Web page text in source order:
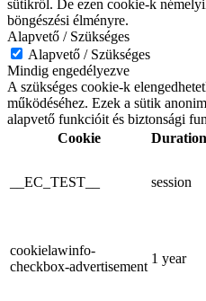
sütikről. De ezen cookie-k
böngészési élményre.
Alapvető / Szükséges
Alapvető / Szükséges
Mindig engedélyezve
A szükséges cookie-k
működéséhez. Ezek a sütik
alapvető funkcióit és biztonsági
Cookie
Duration
__EC_TEST__ session
cookielawinfo-
checkbox-advertisement
1 year